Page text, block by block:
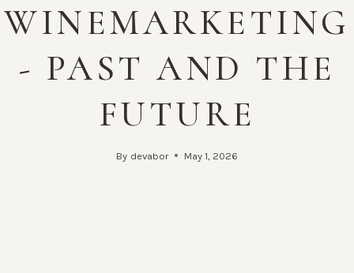
WINEMARKETING
- PAST AND THE
FUTURE
By devabor May 1, 2026